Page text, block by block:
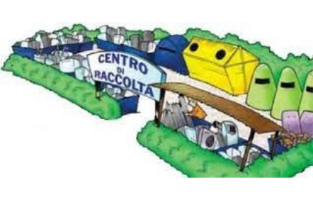
p
r
e